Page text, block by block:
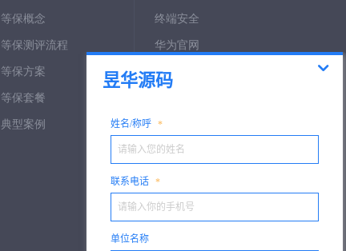
等保概念
等保测评流程
等保方案
等保套餐
典型案例
终端安全
华为官网
网络运营
渗透测试